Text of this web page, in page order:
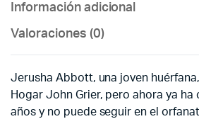
Información adicional
Valoraciones (0)
Jerusha Abbott, una joven
Hogar John Grier, pero ahora ya
años y no puede seguir en el